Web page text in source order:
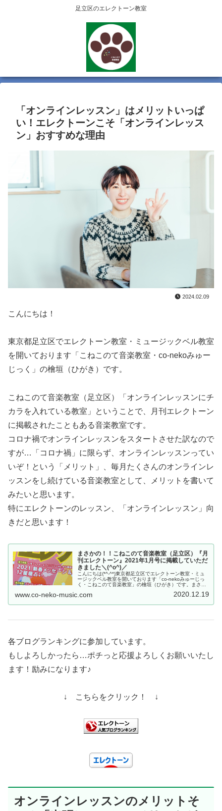
足立区のエレクトーン教室
「オンラインレッスン」はメリットいっぱ
い！エレクトーンこそ「オンラインレッス
ン」おすすめな理由
2024.02.09
こんにちは！
東京都足立区でエレクトーン教室・ミュージックベル教室
を開いております「こねこのて音楽教室・co-nekoみゅー
じっく」の檜垣（ひがき）です。
こねこのて音楽教室（足立区）「オンラインレッスンにチ
カラを入れている教室」ということで、月刊エレクトーン
に掲載されたこともある音楽教室です。
コロナ禍でオンラインレッスンをスタートさせた訳なので
すが…「コロナ禍」に限らず、オンラインレッスンってい
いぞ！という「メリット」、毎月たくさんのオンラインレ
ッスンをし続けている音楽教室として、メリットを書いて
みたいと思います。
特にエレクトーンのレッスン、「オンラインレッスン」向
きだと思います！
まさかの！！こねこのて音楽教室（足立区）『月
刊エレクトーン』2021年1月号に掲載していただ
きました＼(^o^)／
こんにちは(*^-^*)東京都足立区でエレクトーン教室・ミュ
ージックベル教室を開いております「co-nekoみゅーじっ
く・こねこのて音楽教室」の檜垣（ひがき）です。まさか
コロナ禍、めげずに...
www.co-neko-music.com 2020.12.19
各ブログランキングに参加しています。
もしよろしかったら…ポチっと応援よろしくお願いいたし
ます！励みになります♪
↓ こちらをクリック！ ↓
オンラインレッスンのメリットそ